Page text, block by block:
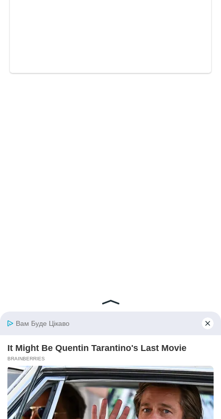
© 2026 iBilingua
Політика конфіденційності та умови користування
сайтом (Privacy Policy)